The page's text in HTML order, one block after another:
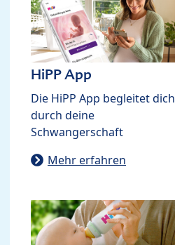
HiPP App
Die HiPP App begleitet dich
durch deine
Schwangerschaft
Mehr erfahren